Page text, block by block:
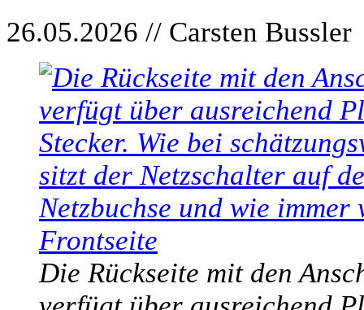
26.05.2026 // Carsten Bussler
Die Rückseite mit den